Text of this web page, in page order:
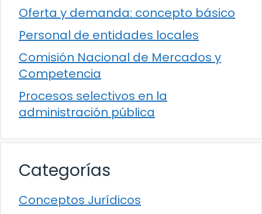
Oferta y demanda: concepto básico
Personal de entidades locales
Comisión Nacional de Mercados y
Competencia
Procesos selectivos en la
administración pública
Categorías
Conceptos Jurídicos